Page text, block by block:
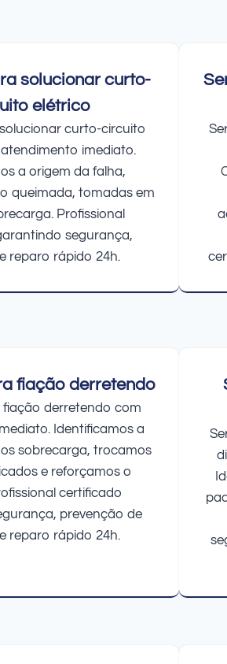
solucionar curto-
elétrico
curto-circuito
imediato.
a origem da falha,
queimada, tomadas em
Profissional
segurança,
reparo rápido 24h.
fiação derretendo
fiação derretendo com
Identificamos a
sobrecarga, trocamos
e reforçamos o
certificado
prevenção de
reparo rápido 24h.